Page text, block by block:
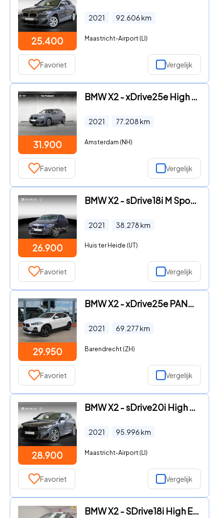
25.400
2021 92.606km
Maastricht-Airport (LI)
Favoriet Vergelijk
31.900
BMW X2 - xDrive25e High Executive | M Sportpakket | Achteruitrijcamer
2021 77.208km
Amsterdam (NH)
Favoriet Vergelijk
26.900
BMW X2 - sDrive18i M Sportpakket | 19 inch LM M Dubbelspaak | Trekhaa
2021 38.278km
Huis ter Heide (UT)
Favoriet Vergelijk
29.950
BMW X2 - xDrive25e PANO CAMERA CARPLAY STOELVERWARMING
2021 69.277km
Barendrecht (ZH)
Favoriet Vergelijk
28.900
BMW X2 - sDrive20i High Executive | M Sportpakket | Stoelverwarming |
2021 95.996km
Maastricht-Airport (LI)
Favoriet Vergelijk
BMW X2 - SDrive18i High Executive 1 JAAR BOVAG GARANTIE ORGINELE M-PA